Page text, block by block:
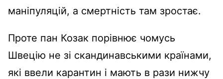
маніпуляцій, а смертність там зростає.
Проте пан Козак порівнює чомусь
Швецію не зі скандинавськими країнами,
які ввели карантин і мають в рази нижчу